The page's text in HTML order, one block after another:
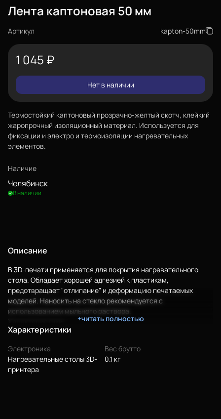
Лента каптоновая 50 мм
Артикул kapton-50mm
1 045 ₽
Нет в наличии
Термостойкий каптоновый прозрачно-желтый скотч, клейкий
жаропрочный изоляционный материал. Используется для
фиксации и электро и термоизоляции нагревательных
элементов.
Наличие
Челябинск
В наличии
Описание
В 3D-печати применяется для покрытия нагревательного
стола. Обладает хорошей адгезией к пластикам,
предотвращает "отлипание" и деформацию печатаемых
моделей. Наносить на стекло рекомендуется с
использованием мыльного раствора.
Длина: 33м;
Толщина: 0,06мм;
Состав: полиамид;
+читать полностью
Характеристики
Электроника
Нагревательные столы 3D-
принтера
Вес брутто
0.1 кг
Еще
Войти